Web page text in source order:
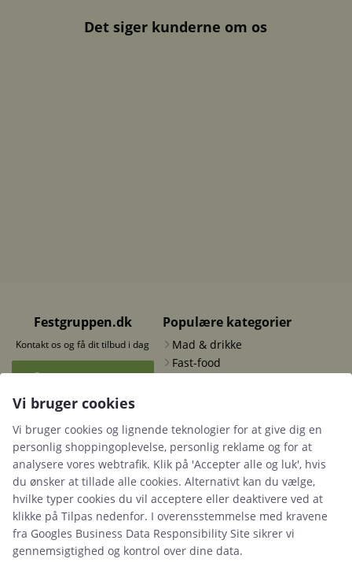
Det siger kunderne om os
Festgruppen.dk
Kontakt os og få dit tilbud i dag
+45 41 63 63 63
Kontakt os
Populære kategorier
Mad & drikke
Fast-food
Information
Cookies
Betingelser
Levering
Vi bruger cookies
Vi bruger cookies og lignende teknologier for at give dig en
personlig shoppingoplevelse, personlig reklame og for at
analysere vores webtrafik. Klik på 'Accepter alle og luk', hvis
du ønsker at tillade alle cookies. Alternativt kan du vælge,
hvilke typer cookies du vil acceptere eller deaktivere ved at
klikke på Tilpas nedenfor. I overensstemmelse med kravene
fra Googles Business Data Responsibility Site sikrer vi
gennemsigtighed og kontrol over dine data.